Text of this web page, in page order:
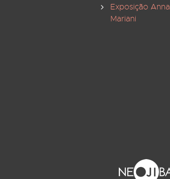
Exposição Anna
Mariani